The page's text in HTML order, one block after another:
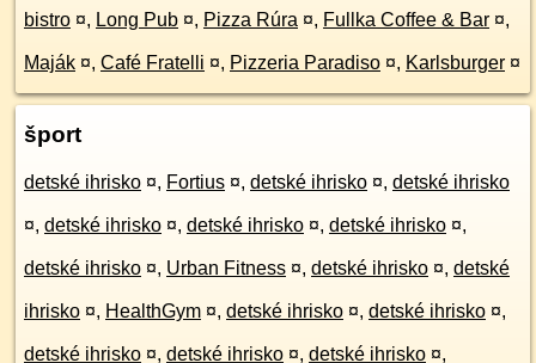
bistro ¤, Long Pub ¤, Pizza Rúra ¤, Fullka Coffee & Bar ¤,
Maják ¤, Café Fratelli ¤, Pizzeria Paradiso ¤, Karlsburger ¤
šport
detské ihrisko ¤, Fortius ¤, detské ihrisko ¤, detské ihrisko
¤, detské ihrisko ¤, detské ihrisko ¤, detské ihrisko ¤,
detské ihrisko ¤, Urban Fitness ¤, detské ihrisko ¤, detské
ihrisko ¤, HealthGym ¤, detské ihrisko ¤, detské ihrisko ¤,
detské ihrisko ¤, detské ihrisko ¤, detské ihrisko ¤,